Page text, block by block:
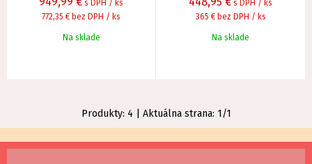
s DPH / ks
772,35 € bez DPH / ks
Na sklade
s DPH / ks
365 € bez DPH / ks
Na sklade
Produkty: 4 | Aktuálna strana: 1/1